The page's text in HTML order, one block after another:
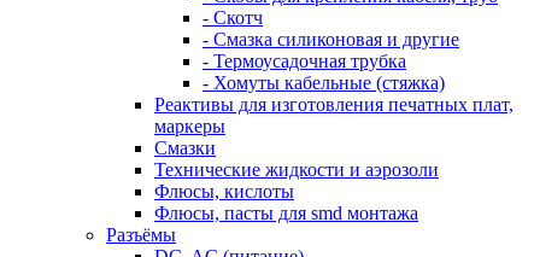
- Скотч
- Смазка силиконовая и другие
- Термоусадочная трубка
- Хомуты кабельные (стяжка)
Реактивы для изготовления печатных плат,
маркеры
Смазки
Технические жидкости и аэрозоли
Флюсы, кислоты
Флюсы, пасты для smd монтажа
Разъёмы